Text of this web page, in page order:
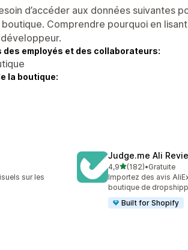
d’accéder aux données suivantes
Comprendre pourquoi en
des employés et des collaborateurs:
la boutique:
sur les
Judge.me Ali
4,9étoile(s) sur 5
(182)
182 avis au total
•Gratuite
Importez des avis
boutique de
Built for Shopify